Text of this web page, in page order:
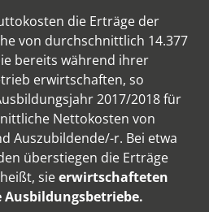
die Erträge der
von durchschnittlich 14.377
bereits während ihrer
erwirtschaften, so
2017/2018 für
Nettokosten von
Auszubildende/-r. Bei etwa
überstiegen die Erträge
sieerwirtschafteten